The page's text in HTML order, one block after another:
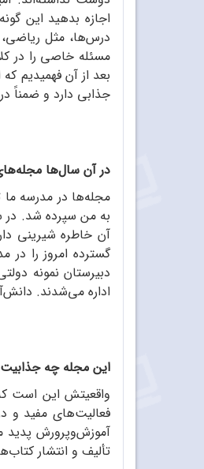
درس‌ها، مثل
مسئله خاصی را در
بعد از آن فهمیدیم
جذابی دارد و ضمناً
در آن سال‌ها
مجله‌ها در مدرسه ما
به من سپرده شد. در
آن خاطره شیرینی
گسترده امروز را
دبیرستان نمونه
اداره می‌شدند.
این مجله چه
واقعیتش این است
فعالیت‌های مفید و
آموزش‌وپرورش پدید
تألیف و انتشار